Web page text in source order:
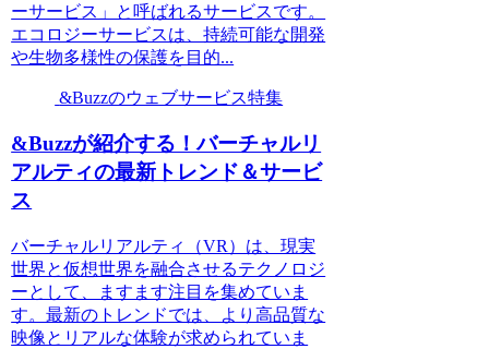
ーサービス」と呼ばれるサービスです。
エコロジーサービスは、持続可能な開発
や生物多様性の保護を目的...
&Buzzのウェブサービス特集
&Buzzが紹介する！バーチャルリ
アルティの最新トレンド＆サービ
ス
バーチャルリアルティ（VR）は、現実
世界と仮想世界を融合させるテクノロジ
ーとして、ますます注目を集めていま
す。最新のトレンドでは、より高品質な
映像とリアルな体験が求められていま